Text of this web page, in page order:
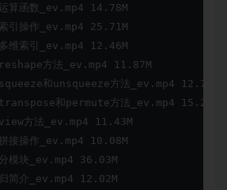
算函数_ev.mp4 14.78M
引操作_ev.mp4 25.71M
维索引_ev.mp4 12.46M
方法_ev.mp4 11.87M
和unsqueeze方法_ev.mp4 12.70M
和permute方法_ev.mp4 15.27M
方法_ev.mp4 11.43M
接操作_ev.mp4 10.08M
模块_ev.mp4 36.03M
简介_ev.mp4 12.02M